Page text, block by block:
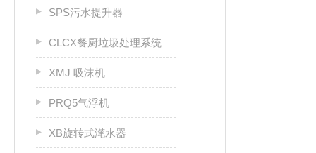
SPS污水提升器
CLCX餐厨垃圾处理系统
XMJ 吸沫机
PRQ5气浮机
XB旋转式滗水器